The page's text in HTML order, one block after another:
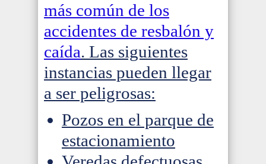
más común de los
accidentes de resbalón y
caída. Las siguientes
instancias pueden llegar
a ser peligrosas:
Pozos en el parque de
estacionamiento